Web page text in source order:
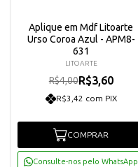
Aplique em Mdf Litoarte
Urso Coroa Azul - APM8-
631
LITOARTE
R$4,00R$3,60
R$3,42 com PIX
COMPRAR
Consulte-nos pelo WhatsApp